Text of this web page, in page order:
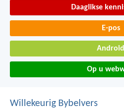
Daaglikse
E-pos
Android
Op u
Willekeurig Bybelvers